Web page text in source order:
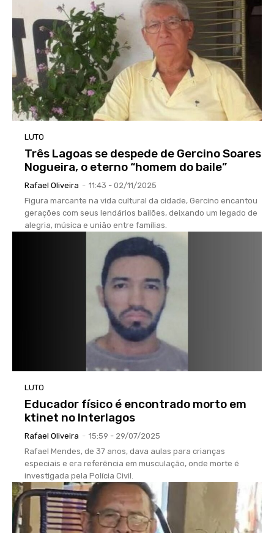
LUTO
Três Lagoas se despede de Gercino Soares
Nogueira, o eterno “homem do baile”
Rafael Oliveira - 11:43 - 02/11/2025
Figura marcante na vida cultural da cidade, Gercino encantou
gerações com seus lendários bailões, deixando um legado de
alegria, música e união entre famílias.
LUTO
Educador físico é encontrado morto em
ktinet no Interlagos
Rafael Oliveira - 15:59 - 29/07/2025
Rafael Mendes, de 37 anos, dava aulas para crianças
especiais e era referência em musculação, onde morte é
investigada pela Polícia Civil.